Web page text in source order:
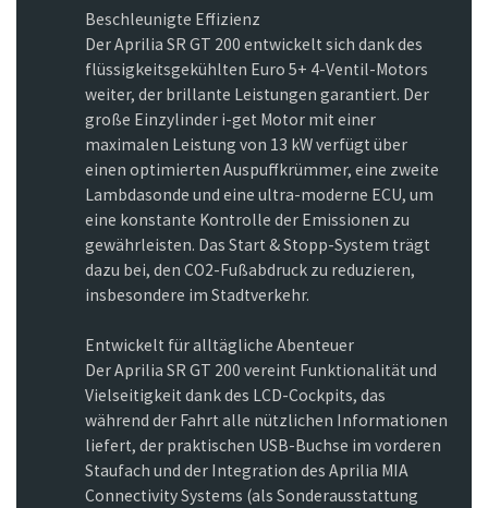
Beschleunigte Effizienz
Der Aprilia SR GT 200 entwickelt sich dank des
flüssigkeitsgekühlten Euro 5+ 4-Ventil-Motors
weiter, der brillante Leistungen garantiert. Der
große Einzylinder i-get Motor mit einer
maximalen Leistung von 13 kW verfügt über
einen optimierten Auspuffkrümmer, eine zweite
Lambdasonde und eine ultra-moderne ECU, um
eine konstante Kontrolle der Emissionen zu
gewährleisten. Das Start & Stopp-System trägt
dazu bei, den CO2-Fußabdruck zu reduzieren,
insbesondere im Stadtverkehr.
Entwickelt für alltägliche Abenteuer
Der Aprilia SR GT 200 vereint Funktionalität und
Vielseitigkeit dank des LCD-Cockpits, das
während der Fahrt alle nützlichen Informationen
liefert, der praktischen USB-Buchse im vorderen
Staufach und der Integration des Aprilia MIA
Connectivity Systems (als Sonderausstattung